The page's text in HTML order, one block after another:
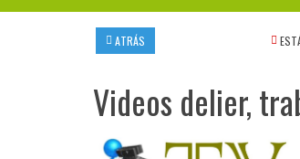
ATRÁS
Videos delier,